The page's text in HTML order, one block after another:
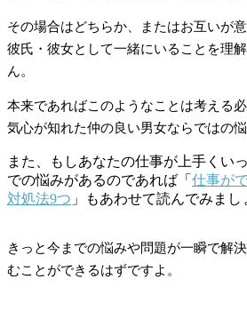
その場合はどちらか、またはお互いが
彼氏・彼女として一緒にいることを理
ん。
本来であればこのようなことは考える
気心が知れた仲の良い男女ならではの
また、もしあなたの仕事が上手くい
での悩みがあるのであれば「 仕事が
対処法9つ 」もあわせて読んでみまし
きっと今までの悩みや問題が一瞬で解
むことができるはずですよ。